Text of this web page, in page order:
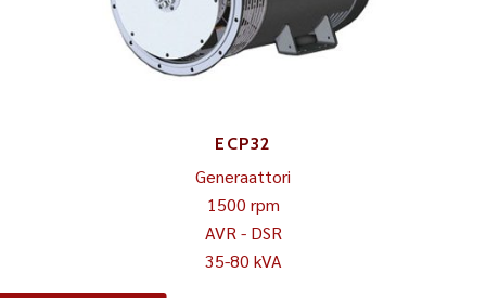
ECP32
Generaattori
1500 rpm
AVR - DSR
35-80 kVA